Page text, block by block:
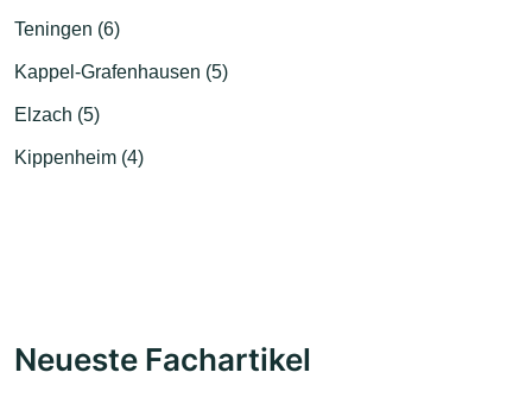
Teningen (6)
Kappel-Grafenhausen (5)
Elzach (5)
Kippenheim (4)
Neueste Fachartikel